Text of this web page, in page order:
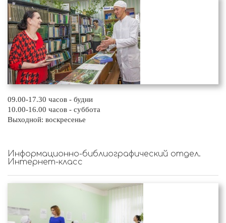
09.00-17.30 часов - будни
10.00-16.00 часов - суббота
Выходной: воскресенье
Информационно-библиографический отдел.
Интернет-класс